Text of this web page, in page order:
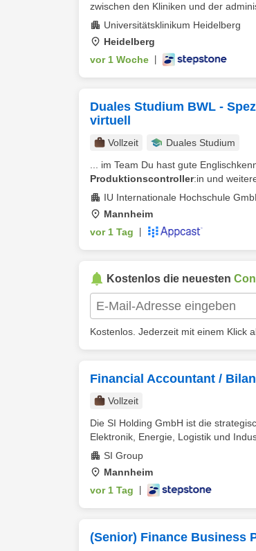
zwischen den Kliniken und der
Universitätsklinikum Heidelberg
Heidelberg
vor 1 Woche
Duales Studium BWL -
virtuell
Vollzeit
Duales Studium
... im Team Du hast gute
Produktionscontroller:in und
IU Internationale Hochschule
Mannheim
vor 1 Tag
Kostenlos die neuesten
Kostenlos. Jederzeit mit einem Klick
Financial Accountant /
Vollzeit
Die SI Holding GmbH ist die
Elektronik, Energie, Logistik und
SI Group
Mannheim
vor 1 Tag
(Senior) Finance Business